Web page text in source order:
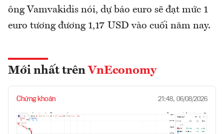
ông Vamvakidis nói, dự báo euro sẽ đạt mức 1
euro tương đương 1,17 USD vào cuối năm nay.
Mới nhất trên VnEconomy
Chứng khoán 21:48, 06/08/2026